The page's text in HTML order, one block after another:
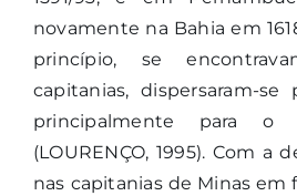
novamente na Bahia em
princípio, se
capitanias, dispersaram-
principalmente para o
(LOURENÇO, 1995). Com a
nas capitanias de Minas em